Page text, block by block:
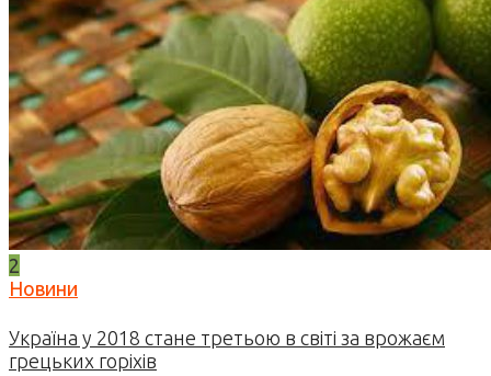
2
Новини
Україна у 2018 стане третьою в світі за врожаєм
грецьких горіхів